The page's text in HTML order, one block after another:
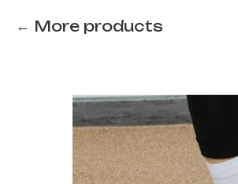
More products